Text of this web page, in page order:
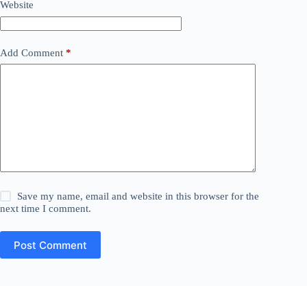
Website
Add Comment *
Save my name, email and website in this browser for the
next time I comment.
Post Comment